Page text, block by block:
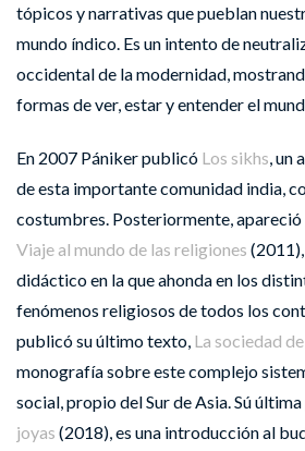
tópicos y narrativas que pueblan
mundo índico. Es un intento de
occidental de la modernidad,
formas de ver, estar y entender el
En 2007 Pániker publicó Los sikhs, un
de esta importante comunidad india,
costumbres. Posteriormente, apareció
Viaje al mundo de las religiones
didáctico en la que ahonda en los
fenómenos religiosos de todos los
publicó su último texto, La sociedad
monografía sobre este complejo
social, propio del Sur de Asia. Sú
joyas (2018), es una introducción al